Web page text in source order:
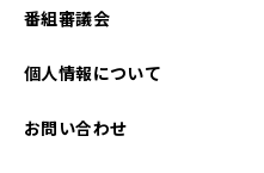
番組審議会
個人情報について
お問い合わせ